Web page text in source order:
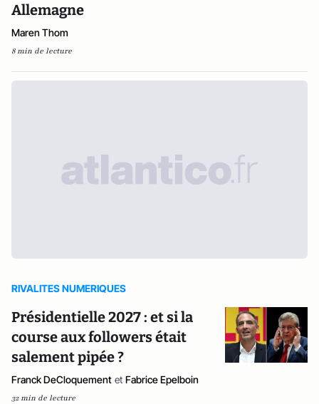
Allemagne
Maren Thom
8 min de lecture
RIVALITES NUMERIQUES
Présidentielle 2027 : et si la
course aux followers était
salement pipée ?
Franck DeCloquement et Fabrice Epelboin
32 min de lecture